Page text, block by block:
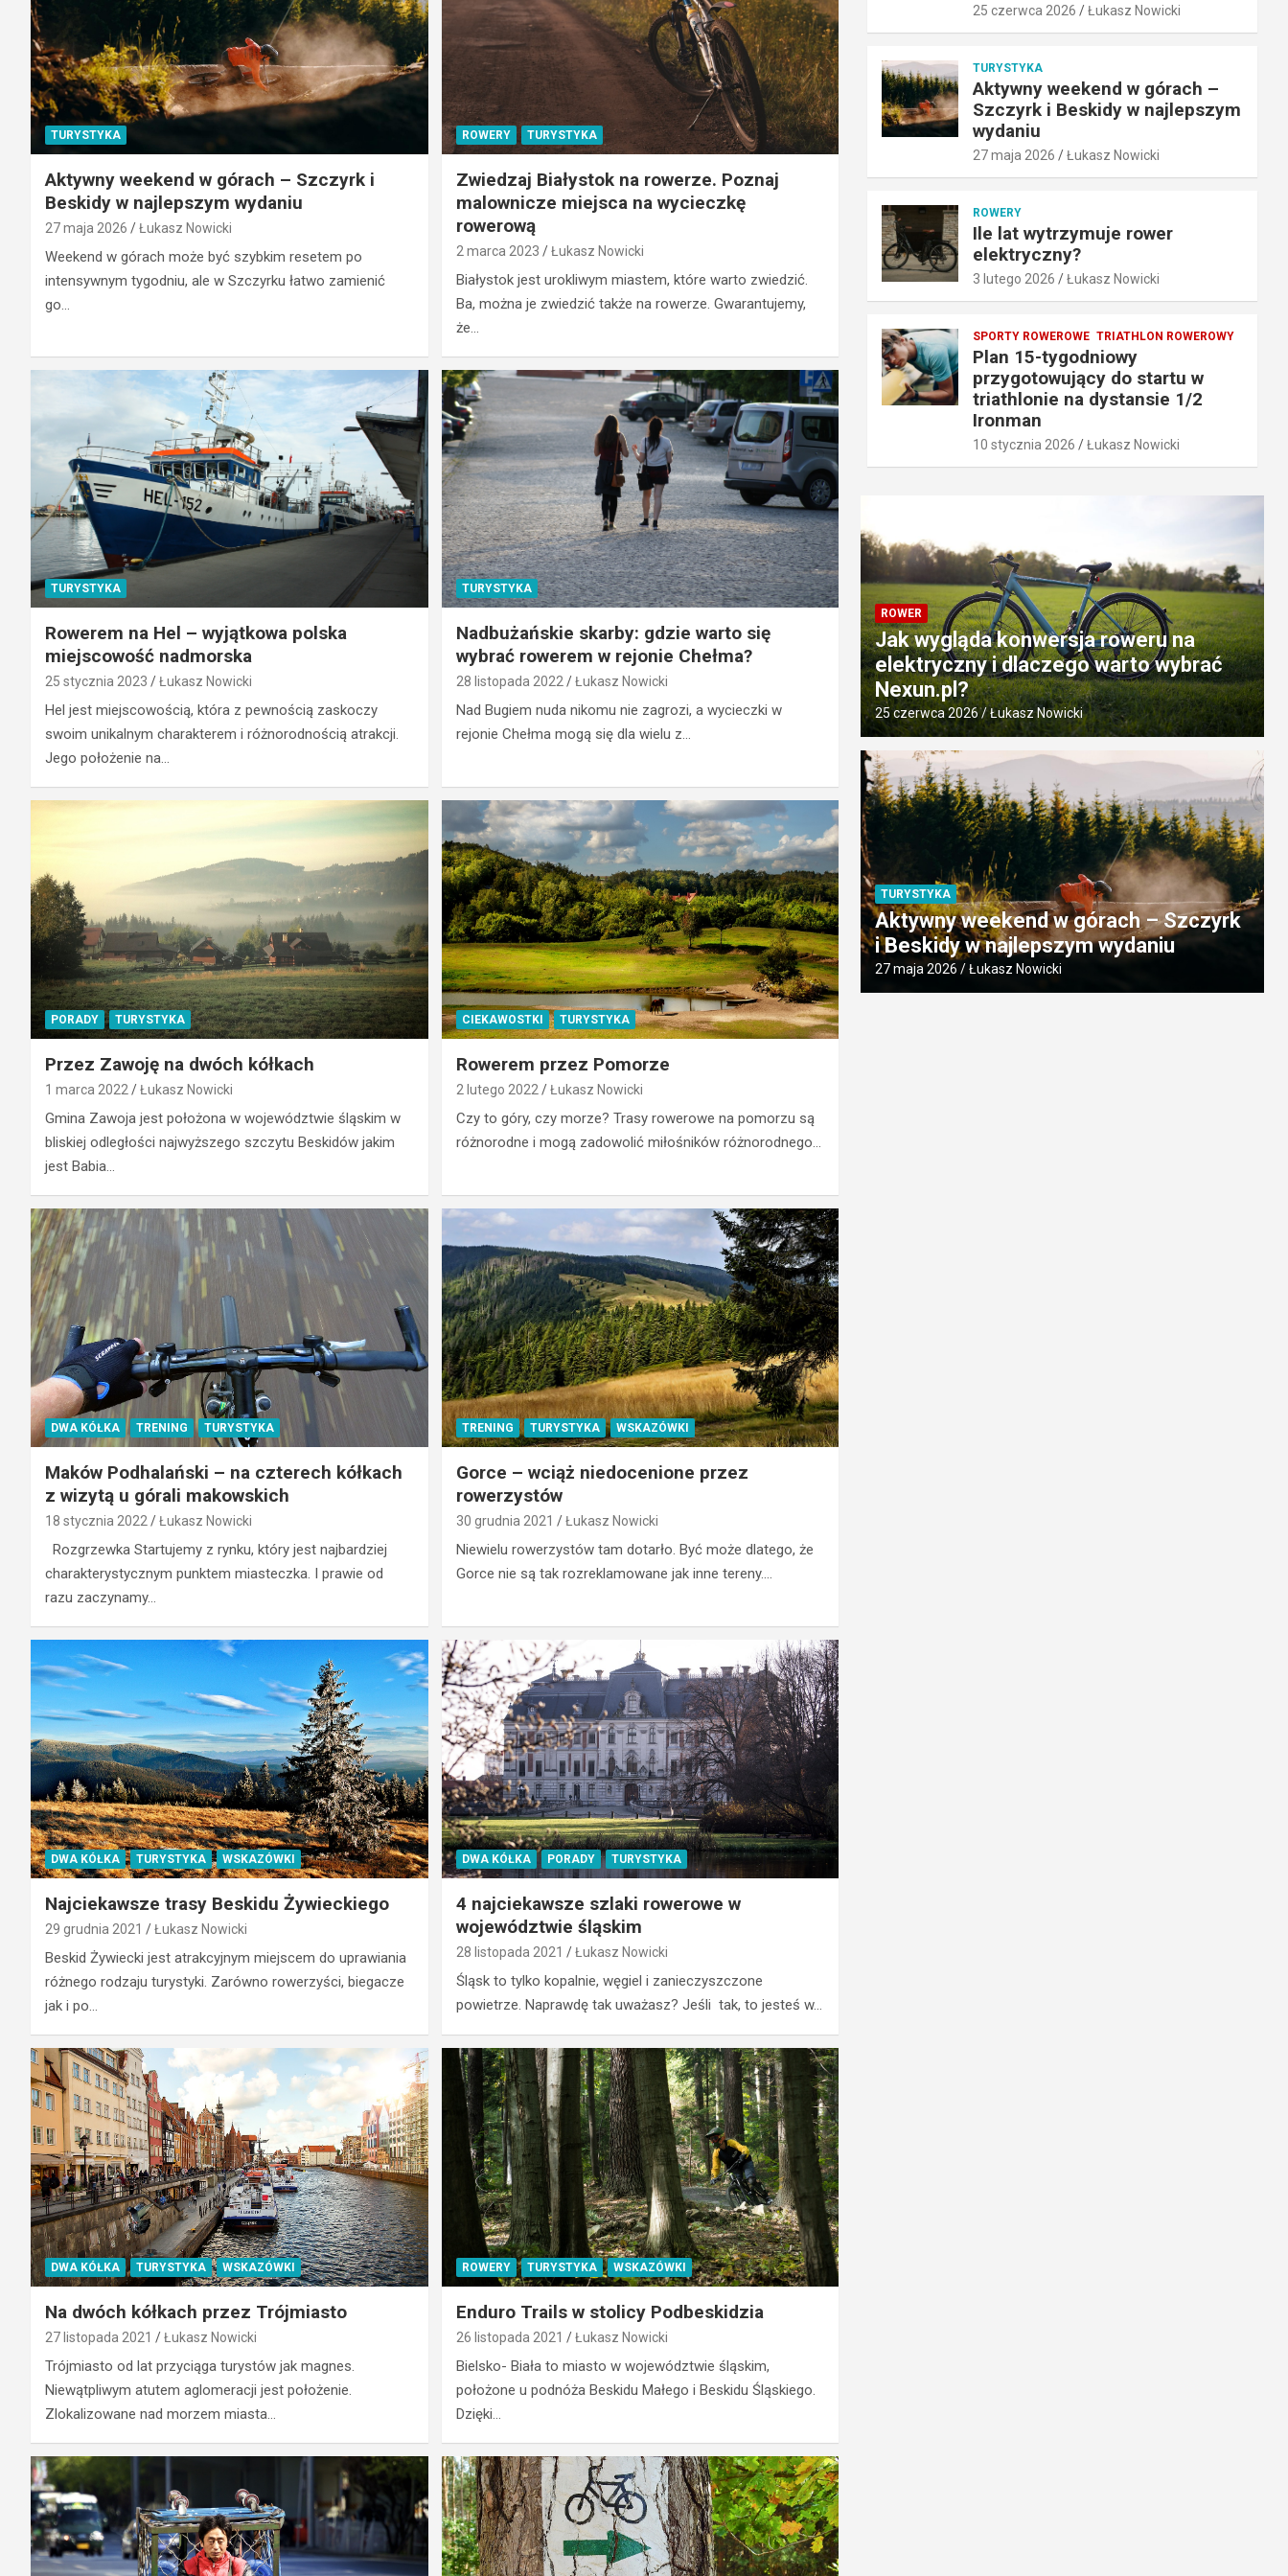
TURYSTYKA
Aktywny weekend w górach – Szczyrk i
Beskidy w najlepszym wydaniu
27 maja 2026 Łukasz Nowicki
Weekend w górach może być szybkim resetem po
intensywnym tygodniu, ale w Szczyrku łatwo zamienić
go…
ROWERY TURYSTYKA
Zwiedzaj Białystok na rowerze. Poznaj
malownicze miejsca na wycieczkę
rowerową
2 marca 2023 Łukasz Nowicki
Białystok jest urokliwym miastem, które warto zwiedzić.
Ba, można je zwiedzić także na rowerze. Gwarantujemy,
że…
TURYSTYKA
Rowerem na Hel – wyjątkowa polska
miejscowość nadmorska
25 stycznia 2023 Łukasz Nowicki
Hel jest miejscowością, która z pewnością zaskoczy
swoim unikalnym charakterem i różnorodnością atrakcji.
Jego położenie na…
TURYSTYKA
Nadbużańskie skarby: gdzie warto się
wybrać rowerem w rejonie Chełma?
28 listopada 2022 Łukasz Nowicki
Nad Bugiem nuda nikomu nie zagrozi, a wycieczki w
rejonie Chełma mogą się dla wielu z…
PORADY TURYSTYKA
Przez Zawoję na dwóch kółkach
1 marca 2022 Łukasz Nowicki
Gmina Zawoja jest położona w województwie śląskim w
bliskiej odległości najwyższego szczytu Beskidów jakim
jest Babia…
CIEKAWOSTKI TURYSTYKA
Rowerem przez Pomorze
2 lutego 2022 Łukasz Nowicki
Czy to góry, czy morze? Trasy rowerowe na pomorzu są
różnorodne i mogą zadowolić miłośników różnorodnego…
DWA KÓŁKA TRENING TURYSTYKA
Maków Podhalański – na czterech kółkach
z wizytą u górali makowskich
18 stycznia 2022 Łukasz Nowicki
Rozgrzewka Startujemy z rynku, który jest najbardziej
charakterystycznym punktem miasteczka. I prawie od
razu zaczynamy…
TRENING TURYSTYKA WSKAZÓWKI
Gorce – wciąż niedocenione przez
rowerzystów
30 grudnia 2021 Łukasz Nowicki
Niewielu rowerzystów tam dotarło. Być może dlatego, że
Gorce nie są tak rozreklamowane jak inne tereny.…
DWA KÓŁKA TURYSTYKA WSKAZÓWKI
Najciekawsze trasy Beskidu Żywieckiego
29 grudnia 2021 Łukasz Nowicki
Beskid Żywiecki jest atrakcyjnym miejscem do uprawiania
różnego rodzaju turystyki. Zarówno rowerzyści, biegacze
jak i po…
DWA KÓŁKA PORADY TURYSTYKA
4 najciekawsze szlaki rowerowe w
województwie śląskim
28 listopada 2021 Łukasz Nowicki
Śląsk to tylko kopalnie, węgiel i zanieczyszczone
powietrze. Naprawdę tak uważasz? Jeśli tak, to jesteś w…
DWA KÓŁKA TURYSTYKA WSKAZÓWKI
Na dwóch kółkach przez Trójmiasto
27 listopada 2021 Łukasz Nowicki
Trójmiasto od lat przyciąga turystów jak magnes.
Niewątpliwym atutem aglomeracji jest położenie.
Zlokalizowane nad morzem miasta…
ROWERY TURYSTYKA WSKAZÓWKI
Enduro Trails w stolicy Podbeskidzia
26 listopada 2021 Łukasz Nowicki
Bielsko- Biała to miasto w województwie śląskim,
położone u podnóża Beskidu Małego i Beskidu Śląskiego.
Dzięki…
25 czerwca 2026 Łukasz Nowicki
TURYSTYKA
Aktywny weekend w górach –
Szczyrk i Beskidy w najlepszym
wydaniu
27 maja 2026 Łukasz Nowicki
ROWERY
Ile lat wytrzymuje rower
elektryczny?
3 lutego 2026 Łukasz Nowicki
SPORTY ROWEROWE TRIATHLON ROWEROWY
Plan 15-tygodniowy
przygotowujący do startu w
triathlonie na dystansie 1/2
Ironman
10 stycznia 2026 Łukasz Nowicki
ROWER
Jak wygląda konwersja roweru na
elektryczny i dlaczego warto wybrać
Nexun.pl?
25 czerwca 2026 Łukasz Nowicki
TURYSTYKA
Aktywny weekend w górach – Szczyrk
i Beskidy w najlepszym wydaniu
27 maja 2026 Łukasz Nowicki